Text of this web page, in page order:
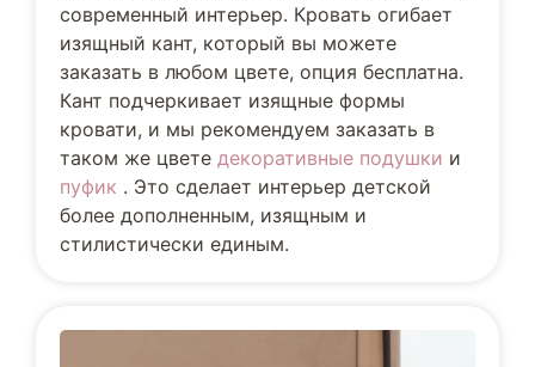
современный интерьер. Кровать огибает
изящный кант, который вы можете
заказать в любом цвете, опция бесплатна.
Кант подчеркивает изящные формы
кровати, и мы рекомендуем заказать в
таком же цвете декоративные подушки и
пуфик . Это сделает интерьер детской
более дополненным, изящным и
стилистически единым.